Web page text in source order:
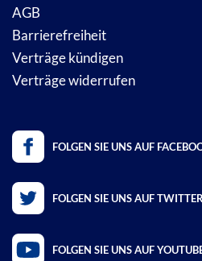
AGB
Barrierefreiheit
Verträge kündigen
Verträge widerrufen
FOLGEN SIE UNS AUF
FOLGEN SIE UNS AUF TWITTER
FOLGEN SIE UNS AUF